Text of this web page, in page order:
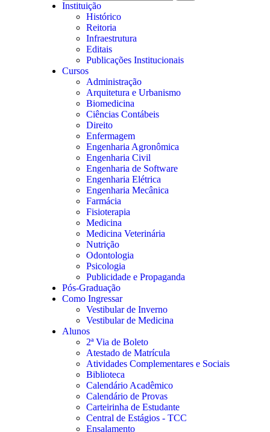
Instituição
Histórico
Reitoria
Infraestrutura
Editais
Publicações Institucionais
Cursos
Administração
Arquitetura e Urbanismo
Biomedicina
Ciências Contábeis
Direito
Enfermagem
Engenharia Agronômica
Engenharia Civil
Engenharia de Software
Engenharia Elétrica
Engenharia Mecânica
Farmácia
Fisioterapia
Medicina
Medicina Veterinária
Nutrição
Odontologia
Psicologia
Publicidade e Propaganda
Pós-Graduação
Como Ingressar
Vestibular de Inverno
Vestibular de Medicina
Alunos
2ª Via de Boleto
Atestado de Matrícula
Atividades Complementares e Sociais
Biblioteca
Calendário Acadêmico
Calendário de Provas
Carteirinha de Estudante
Central de Estágios - TCC
Ensalamento